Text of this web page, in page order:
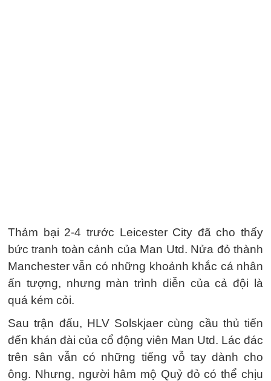
Thảm bại 2-4 trước Leicester City đã cho thấy
bức tranh toàn cảnh của Man Utd. Nửa đỏ thành
Manchester vẫn có những khoảnh khắc cá nhân
ấn tượng, nhưng màn trình diễn của cả đội là
quá kém cỏi.
Sau trận đấu, HLV Solskjaer cùng cầu thủ tiến
đến khán đài của cổ động viên Man Utd. Lác đác
trên sân vẫn có những tiếng vỗ tay dành cho
ông. Nhưng, người hâm mộ Quỷ đỏ có thể chịu